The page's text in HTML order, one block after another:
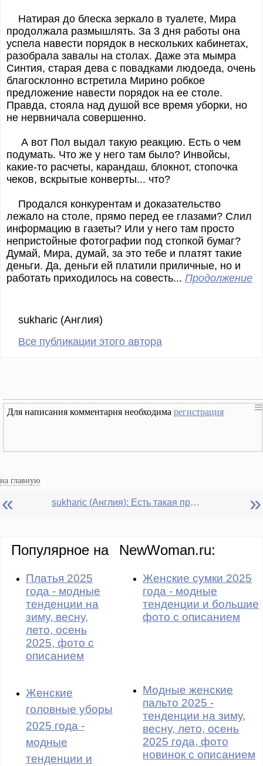
Натирая до блеска зеркало в туалете, Мира
продолжала размышлять. За 3 дня работы она
успела навести порядок в нескольких кабинетах,
разобрала завалы на столах. Даже эта мымра
Синтия, старая дева с повадками людоеда, очень
благосклонно встретила Мирино робкое
предложение навести порядок на ее столе.
Правда, стояла над душой все время уборки, но
не нервничала совершенно.
А вот Пол выдал такую реакцию. Есть о чем
подумать. Что же у него там было? Инвойсы,
какие-то расчеты, карандаш, блокнот, стопочка
чеков, вскрытые конверты... что?
Продался конкурентам и доказательство
лежало на столе, прямо перед ее глазами? Слил
информацию в газеты? Или у него там просто
непристойные фотографии под стопкой бумаг?
Думай, Мира, думай, за это тебе и платят такие
деньги. Да, деньги ей платили приличные, но и
работать приходилось на совесть... Продолжение
sukharic (Англия)
Все публикации этого автора
Для написания комментария необходима регистрация
на главную
« sukharic (Англия): Есть такая профессия... трабл-шутеры. Рассказ »
Популярное на NewWoman.ru:
Платья 2025
года - модные
тенденции на
зиму, весну,
лето, осень
2025, фото с
описанием
Женские сумки 2025
года - модные
тенденции и большие
фото с описанием
Женские
головные уборы
2025 года -
модные
тенденции и
Модные женские
пальто 2025 -
тенденции на зиму,
весну, лето, осень
2025 года, фото
новинок с описанием